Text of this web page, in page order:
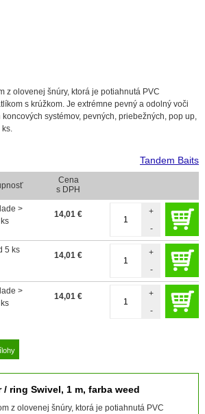
z olovenej šnúry, ktorá je potiahnutá PVC
s krúžkom. Je extrémne pevný a odolný voči
systémov, pevných, priebežných, pop up,
Tandem Baits
Cena
s DPH
>
14,01 €
-
+
5 ks
14,01 €
-
+
>
14,01 €
-
+
/ ring Swivel, 1 m, farba weed
z olovenej šnúry, ktorá je potiahnutá PVC